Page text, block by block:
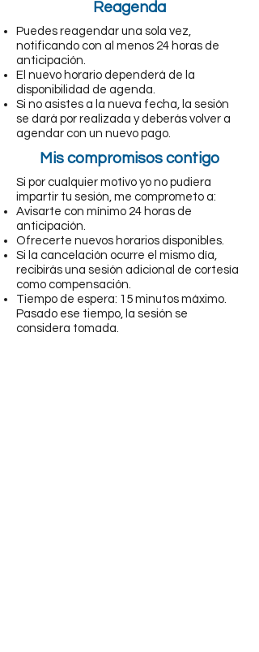
Reagenda
Puedes reagendar una sola vez,
notificando con al menos 24 horas de
anticipación.
El nuevo horario dependerá de la
disponibilidad de agenda.
Si no asistes a la nueva fecha, la sesión
se dará por realizada y deberás volver a
agendar con un nuevo pago.
Mis compromisos contigo
Si por cualquier motivo yo no pudiera
impartir tu sesión, me comprometo a:
Avisarte con mínimo 24 horas de
anticipación.
Ofrecerte nuevos horarios disponibles.
Si la cancelación ocurre el mismo día,
recibirás una sesión adicional de cortesía
como compensación.
Tiempo de espera: 15 minutos máximo.
Pasado ese tiempo, la sesión se
considera tomada.